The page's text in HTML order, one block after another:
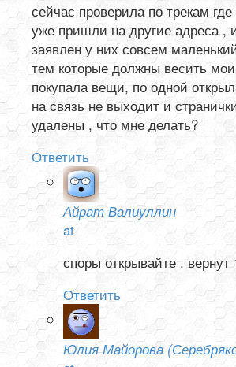
сейчас проверила по трекам
уже пришли на другие адреса ,
заявлен у них совсем
тем которые должны весить
покупала вещи, по одной
на связь не выходит и
удалены , что мне делать?
Ответить
Айрат Валиуллин
at
споры открывайте . вернут
Ответить
Юлия Майорова